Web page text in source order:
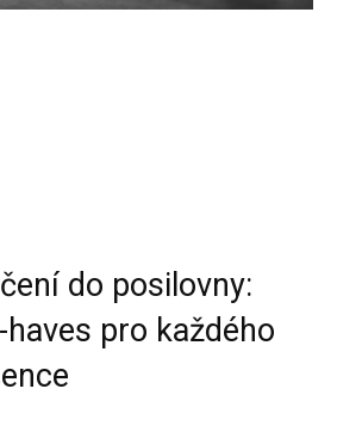
do posilovny:
pro každého